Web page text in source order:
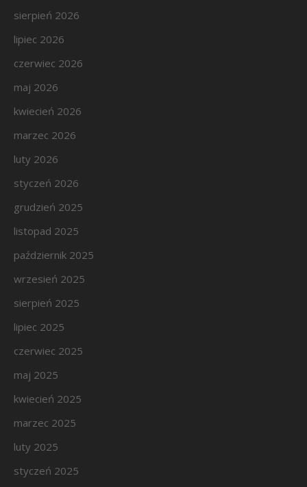
sierpień 2026
lipiec 2026
czerwiec 2026
maj 2026
kwiecień 2026
marzec 2026
luty 2026
styczeń 2026
grudzień 2025
listopad 2025
październik 2025
wrzesień 2025
sierpień 2025
lipiec 2025
czerwiec 2025
maj 2025
kwiecień 2025
marzec 2025
luty 2025
styczeń 2025